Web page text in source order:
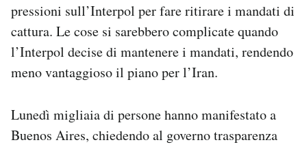
pressioni sull’Interpol per fare ritirare i mandati di
cattura. Le cose si sarebbero complicate quando
l’Interpol decise di mantenere i mandati, rendendo
meno vantaggioso il piano per l’Iran.
Lunedì migliaia di persone hanno manifestato a
Buenos Aires, chiedendo al governo trasparenza